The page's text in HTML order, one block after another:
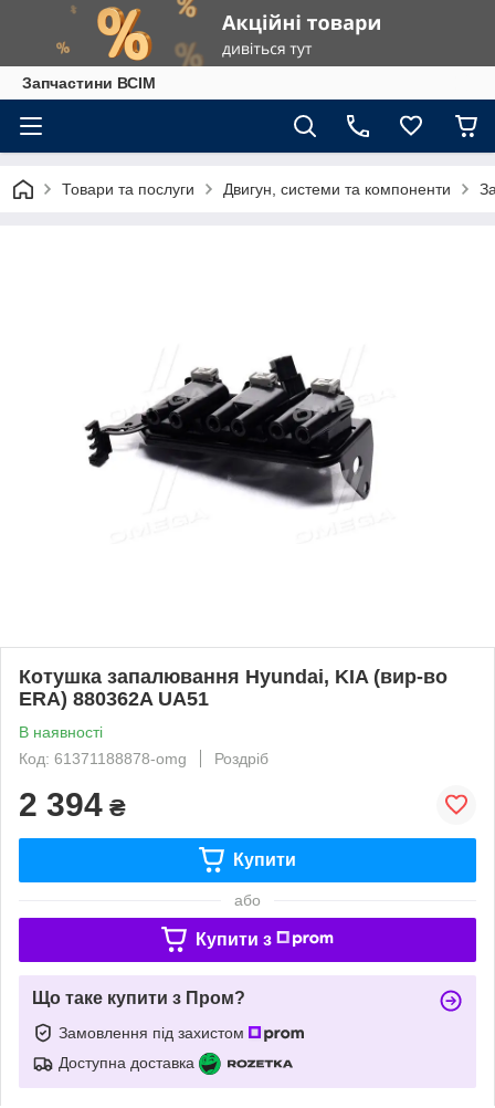
Запчастини ВСІМ
Товари та послуги Двигун, системи та компоненти
Котушка запалювання Нyundai, KIA (вир-во
ERA) 880362A UA51
В наявності
Код: 61371188878-omg
Роздріб
2 394 ₴
Купити
або
Купити з
Що таке купити з Пром?
Замовлення під захистом
Доступна доставка